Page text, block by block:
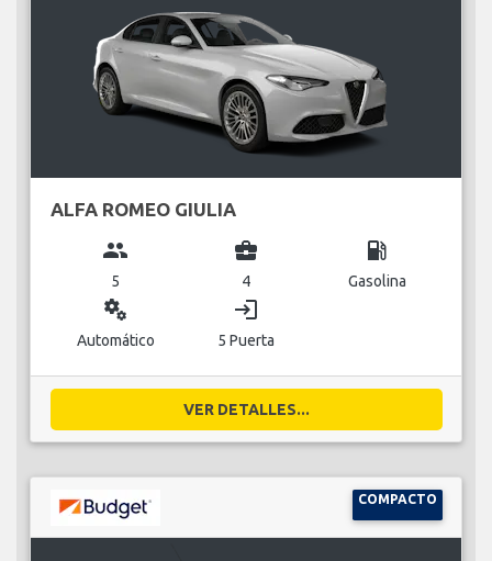
ALFA ROMEO GIULIA
group
5
business_center
4
local_gas_station
Gasolina
miscellaneous_services
Automático
login
5 Puerta
VER DETALLES...
COMPACTO